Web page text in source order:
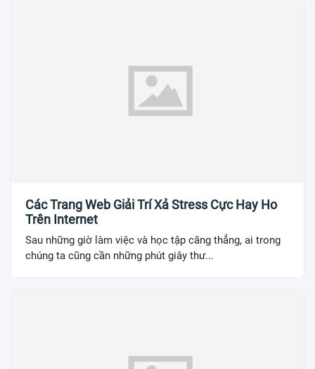
Các Trang Web Giải Trí Xả Stress Cực Hay Ho
Trên Internet
Sau những giờ làm việc và học tập căng thẳng, ai trong
chúng ta cũng cần những phút giây thư...